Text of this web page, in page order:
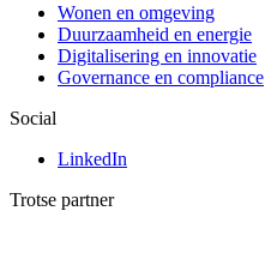
Wonen en omgeving
Duurzaamheid en energie
Digitalisering en innovatie
Governance en compliance
Social
LinkedIn
Trotse partner